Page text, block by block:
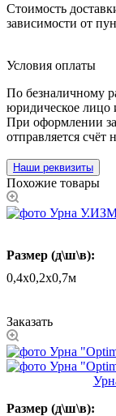
Стоимость
зависимости от
Условия оплаты
По безналичному
юридическое
При оформлении
отправляется счёт
Наши реквизиты
Похожие товары
Размер (д\ш\в):
0,4х0,2х0,7м
Заказать
Размер (д\ш\в):